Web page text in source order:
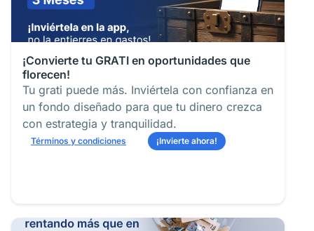
¡Convierte tu GRATI en oportunidades que
florecen!
Tu grati puede más. Inviértela con confianza en
un fondo diseñado para que tu dinero crezca
con estrategia y tranquilidad.
Términos y condiciones ¡Invierte ahora!